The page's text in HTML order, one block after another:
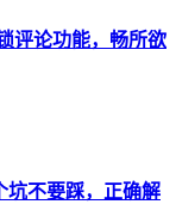
评论功能，畅所欲
坑不要踩，正确解